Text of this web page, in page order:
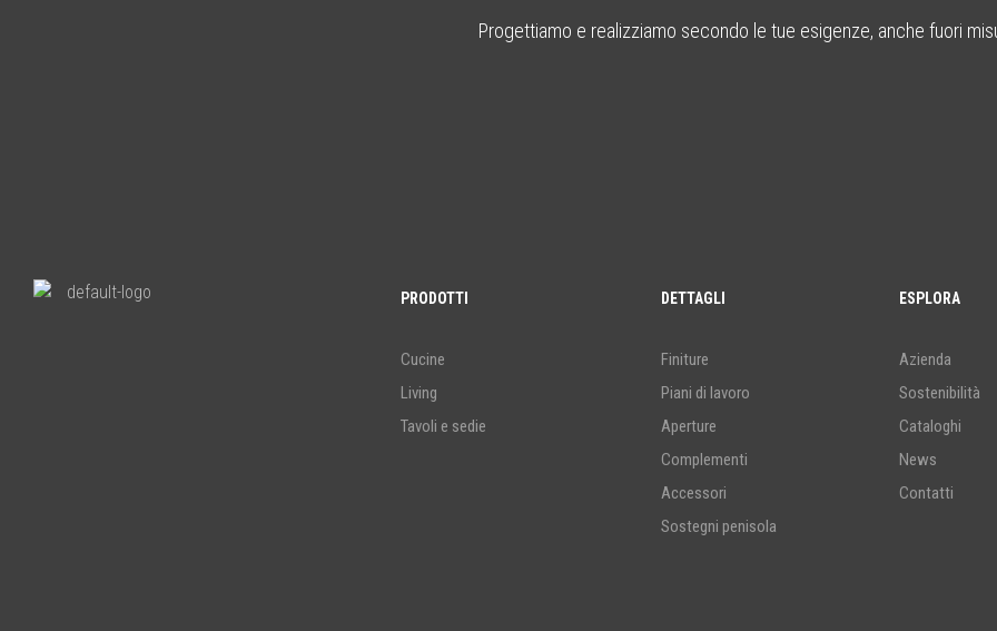
Progettiamo e realizziamo secondo le tue esigenze, anche fuori
PRODOTTI
Cucine
Living
Tavoli e sedie
DETTAGLI
Finiture
Piani di lavoro
Aperture
Complementi
Accessori
Sostegni penisola
ESPLORA
Azienda
Sostenibilità
Cataloghi
News
Contatti